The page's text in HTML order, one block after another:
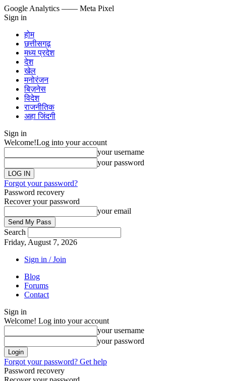
Google Analytics —— Meta Pixel
Sign in
होम
छत्तीसगढ़
मध्य प्रदेश
देश
खेल
मनोरंजन
बिज़नेस
विदेश
राजनीतिक
अहा जिंदगी
Sign in
Welcome!Log into your account
your username
your password
Forgot your password?
Password recovery
Recover your password
your email
Search
Friday, August 7, 2026
Sign in / Join
Blog
Forums
Contact
Sign in
Welcome! Log into your account
your username
your password
Forgot your password? Get help
Password recovery